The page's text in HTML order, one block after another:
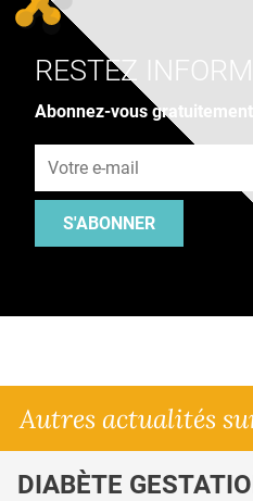
RESTEZ
Abonnez-vous
S'ABONNER
Autres actualités
DIABÈTE